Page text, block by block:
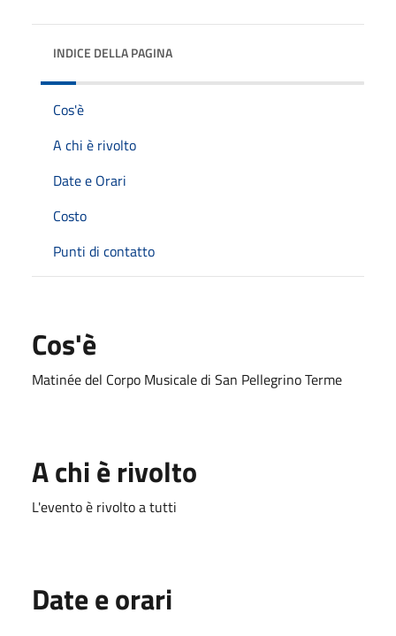
INDICE DELLA PAGINA
Cos'è
A chi è rivolto
Date e Orari
Costo
Punti di contatto
Cos'è
Matinée del Corpo Musicale di San Pellegrino Terme
A chi è rivolto
L'evento è rivolto a tutti
Date e orari